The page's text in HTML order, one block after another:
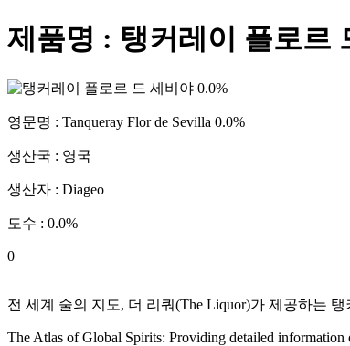
제품명 : 탱커레이 플로르
영문명 : Tanqueray Flor de Sevilla 0.0%
생산국 : 영국
생산자 : Diageo
도수 : 0.0%
0
전 세계 술의 지도, 더 리쿼(The Liquor)가 제공하는 탱
The Atlas of Global Spirits: Providing detailed information